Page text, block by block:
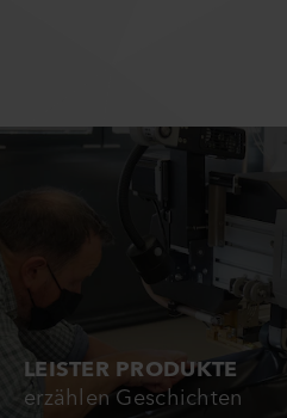
LEISTER PRODUKTE
erzählen Geschichten